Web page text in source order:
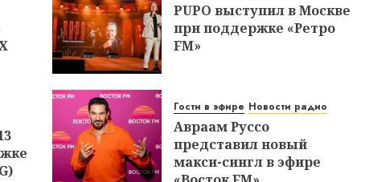
PUPO выступил в Москве
при поддержке «Ретро
FM»
Гости в эфире Новости радио
Авраам Руссо
представил новый
макси-сингл в эфире